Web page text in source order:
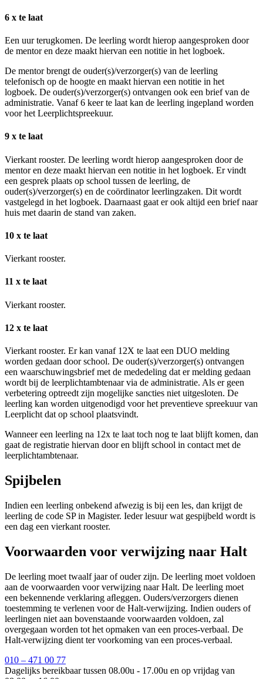
6 x te laat
Een uur terugkomen. De leerling wordt hierop aangesproken door
de mentor en deze maakt hiervan een notitie in het logboek.
De mentor brengt de ouder(s)/verzorger(s) van de leerling
telefonisch op de hoogte en maakt hiervan een notitie in het
logboek. De ouder(s)/verzorger(s) ontvangen ook een brief van de
administratie. Vanaf 6 keer te laat kan de leerling ingepland worden
voor het Leerplichtspreekuur.
9 x te laat
Vierkant rooster. De leerling wordt hierop aangesproken door de
mentor en deze maakt hiervan een notitie in het logboek. Er vindt
een gesprek plaats op school tussen de leerling, de
ouder(s)/verzorger(s) en de coördinator leerlingzaken. Dit wordt
vastgelegd in het logboek. Daarnaast gaat er ook altijd een brief naar
huis met daarin de stand van zaken.
10 x te laat
Vierkant rooster.
11 x te laat
Vierkant rooster.
12 x te laat
Vierkant rooster. Er kan vanaf 12X te laat een DUO melding
worden gedaan door school. De ouder(s)/verzorger(s) ontvangen
een waarschuwingsbrief met de mededeling dat er melding gedaan
wordt bij de leerplichtambtenaar via de administratie. Als er geen
verbetering optreedt zijn mogelijke sancties niet uitgesloten. De
leerling kan worden uitgenodigd voor het preventieve spreekuur van
Leerplicht dat op school plaatsvindt.
Wanneer een leerling na 12x te laat toch nog te laat blijft komen, dan
gaat de registratie hiervan door en blijft school in contact met de
leerplichtambtenaar.
Spijbelen
Indien een leerling onbekend afwezig is bij een les, dan krijgt de
leerling de code SP in Magister. Ieder lesuur wat gespijbeld wordt is
een dag een vierkant rooster.
Voorwaarden voor verwijzing naar Halt
De leerling moet twaalf jaar of ouder zijn. De leerling moet voldoen
aan de voorwaarden voor verwijzing naar Halt. De leerling moet
een bekennende verklaring aﬂeggen. Ouders/verzorgers dienen
toestemming te verlenen voor de Halt-verwijzing. Indien ouders of
leerlingen niet aan bovenstaande voorwaarden voldoen, zal
overgegaan worden tot het opmaken van een proces-verbaal. De
Halt-verwijzing dient ter voorkoming van een proces-verbaal.
010 – 471 00 77
Dagelijks bereikbaar tussen 08.00u - 17.00u en op vrijdag van